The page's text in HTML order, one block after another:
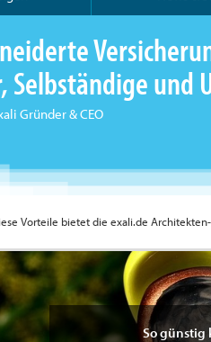
Selbständige und
Gründer & CEO
Vorteile bietet die exali.de
So günstig